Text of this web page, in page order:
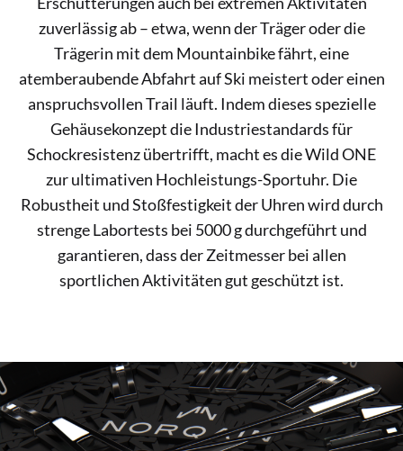
zuverlässig ab – etwa, wenn der Träger oder die
Trägerin mit dem Mountainbike fährt, eine
atemberaubende Abfahrt auf Ski meistert oder einen
anspruchsvollen Trail läuft. Indem dieses spezielle
Gehäusekonzept die Industriestandards für
Schockresistenz übertrifft, macht es die Wild ONE
zur ultimativen Hochleistungs-Sportuhr. Die
Robustheit und Stoßfestigkeit der Uhren wird durch
strenge Labortests bei 5000 g durchgeführt und
garantieren, dass der Zeitmesser bei allen
sportlichen Aktivitäten gut geschützt ist.